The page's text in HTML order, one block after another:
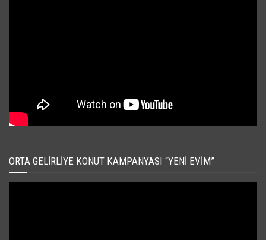
ORTA GELIRLIYE KONUT KAMPANYASI “YENI EVIM”